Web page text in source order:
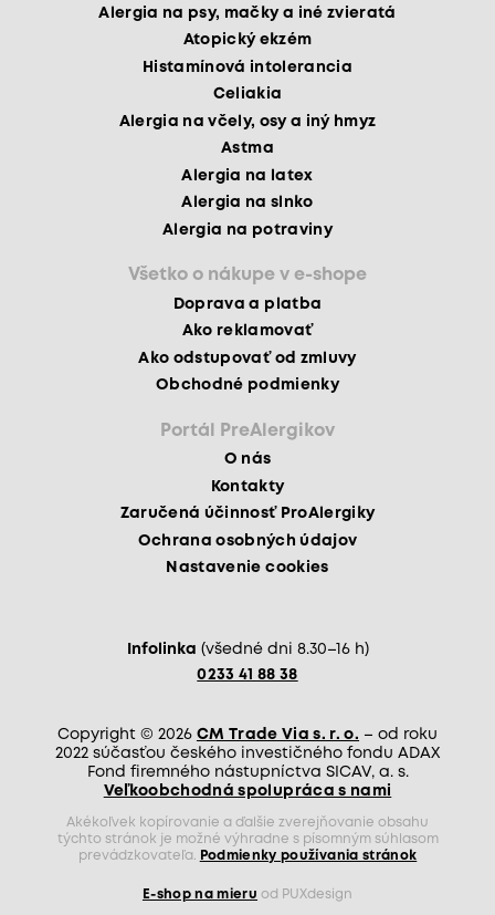
Alergia na psy, mačky a iné zvieratá
Atopický ekzém
Histamínová intolerancia
Celiakia
Alergia na včely, osy a iný hmyz
Astma
Alergia na latex
Alergia na slnko
Alergia na potraviny
Všetko o nákupe v e-shope
Doprava a platba
Ako reklamovať
Ako odstupovať od zmluvy
Obchodné podmienky
Portál PreAlergikov
O nás
Kontakty
Zaručená účinnosť ProAlergiky
Ochrana osobných údajov
Nastavenie cookies
Infolinka (všedné dni 8.30–16 h)
0233 41 88 38
Copyright © 2026 CM Trade Via s. r. o. – od roku
2022 súčasťou českého investičného fondu ADAX
Fond firemného nástupníctva SICAV, a. s.
Veľkoobchodná spolupráca s nami
Akékoľvek kopírovanie a ďalšie zverejňovanie obsahu
týchto stránok je možné výhradne s písomným súhlasom
prevádzkovateľa.
Podmienky používania stránok
E-shop na mieru od PUXdesign